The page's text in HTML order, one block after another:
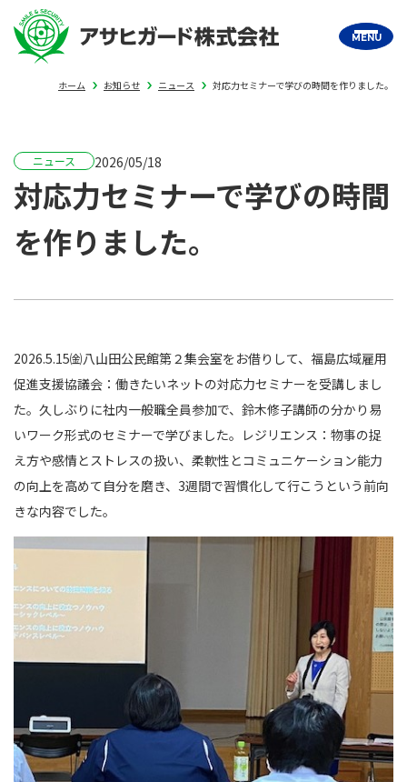
MENU
ホーム お知らせ ニュース 対応力セミナーで学びの時間を作りました。
ニュース 2026/05/18
対応力セミナーで学びの時間
を作りました。
2026.5.15㈮八山田公民館第２集会室をお借りして、福島広域雇用
促進支援協議会：働きたいネットの対応力セミナーを受講しまし
た。久しぶりに社内一般職全員参加で、鈴木修子講師の分かり易
いワーク形式のセミナーで学びました。レジリエンス：物事の捉
え方や感情とストレスの扱い、柔軟性とコミュニケーション能力
の向上を高めて自分を磨き、3週間で習慣化して行こうという前向
きな内容でした。